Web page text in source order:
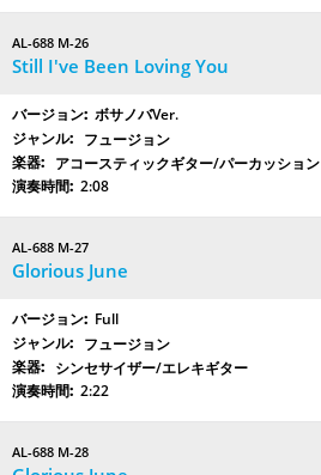
AL-688 M-26
Still I've Been Loving You
ボサノバVer.
フュージョン
アコースティックギター/パーカッション
2:08
AL-688 M-27
Glorious June
Full
フュージョン
シンセサイザー/エレキギター
2:22
AL-688 M-28